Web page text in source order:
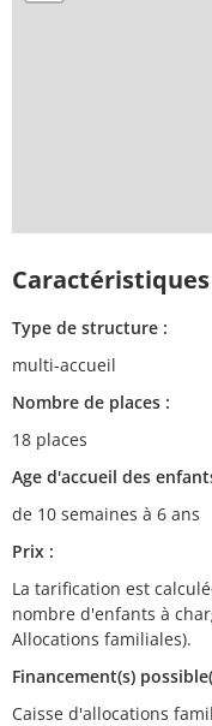
Type de structure :
multi-accueil
Nombre de places :
18 places
Age d'accueil des
de 10 semaines à 6 ans
Prix :
La tarification est
nombre d'enfants à
Allocations familiales).
Financement(s)
Caisse d'allocations